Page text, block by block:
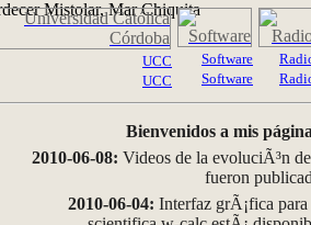
UCC
UCC
Software
Software
Bienvenidos a mis
2010-06-08: Videos de la evoluciÃ³n
fueron
2010-06-04: Interfaz grÃ¡fica